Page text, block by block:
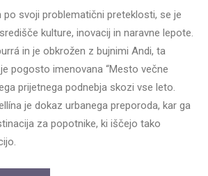
po svoji problematični preteklosti, se je
kulture, inovacij in naravne lepote.
in je obkrožen z bujnimi Andi, ta
pogosto imenovana “Mesto večne
prijetnega podnebja skozi vse leto.
je dokaz urbanega preporoda, kar ga
za popotnike, ki iščejo tako